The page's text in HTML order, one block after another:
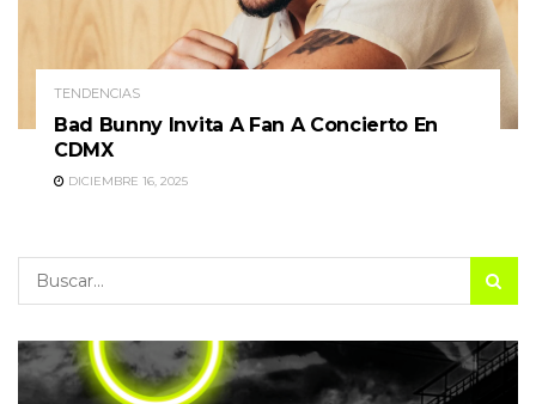
TENDENCIAS
Bad Bunny Invita A Fan A Concierto En
CDMX
DICIEMBRE 16, 2025